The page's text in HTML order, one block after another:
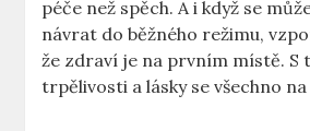
péče než spěch. A i když se
návrat do běžného režimu,
že zdraví je na prvním místě. S
trpělivosti a lásky se všechno